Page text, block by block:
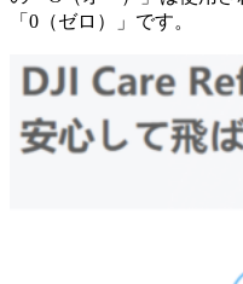
「0（ゼロ）」です。